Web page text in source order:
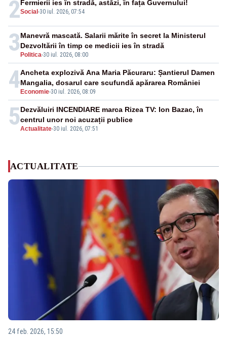
2Social -30 iul. 2026, 07:54
Fermierii ies în stradă, astăzi, în fața Guvernului!
3 Politica-30 iul. 2026, 08:00
Manevră mascată. Salarii mărite în secret la Ministerul
Dezvoltării în timp ce medicii ies în stradă
4 Economie-30 iul. 2026, 08:09
Ancheta explozivă Ana Maria Păcuraru: Șantierul Damen
Mangalia, dosarul care scufundă apărarea României
5Actualitate-30 iul. 2026, 07:51
Dezvăluiri INCENDIARE marca Rizea TV: Ion Bazac, în
centrul unor noi acuzații publice
ACTUALITATE
24 feb. 2026, 15:50